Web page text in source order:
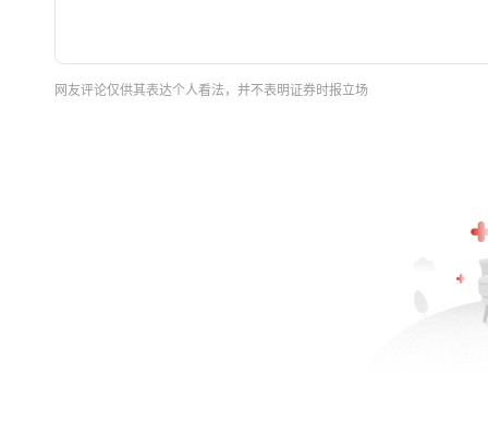
网友评论仅供其表达个人看法，并不表明证券时报立场